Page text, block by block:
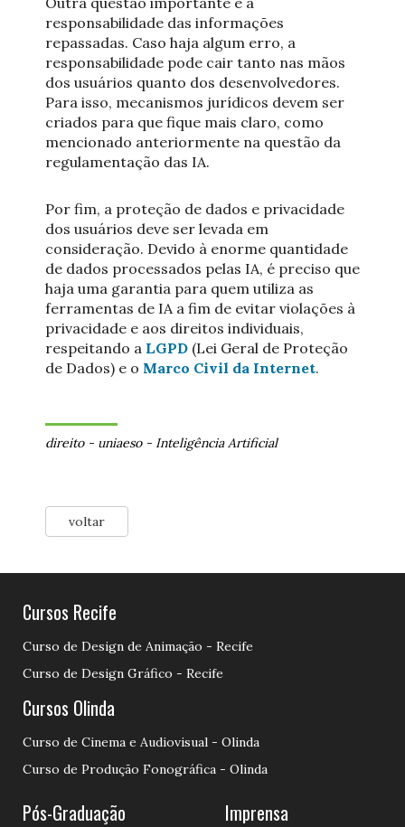
responsabilidade das informações
repassadas. Caso haja algum erro, a
responsabilidade pode cair tanto nas mãos
dos usuários quanto dos desenvolvedores.
Para isso, mecanismos jurídicos devem ser
criados para que fique mais claro, como
mencionado anteriormente na questão da
regulamentação das IA.
Por fim, a proteção de dados e privacidade
dos usuários deve ser levada em
consideração. Devido à enorme quantidade
de dados processados pelas IA, é preciso que
haja uma garantia para quem utiliza as
ferramentas de IA a fim de evitar violações à
privacidade e aos direitos individuais,
respeitando a LGPD (Lei Geral de Proteção
de Dados) e o Marco Civil da Internet.
direito- uniaeso- Inteligência Artificial
voltar
Cursos Recife
Curso de Design de Animação - Recife
Curso de Design Gráfico - Recife
Cursos Olinda
Curso de Cinema e Audiovisual - Olinda
Curso de Produção Fonográfica - Olinda
Pós-Graduação Imprensa